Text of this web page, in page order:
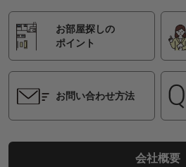
お部屋探しの
ポイント
お問い合わせ方法
会社概要